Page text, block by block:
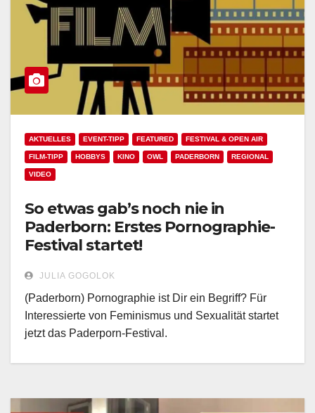
AKTUELLES EVENT-TIPP FEATURED FESTIVAL & OPEN AIR
FILM-TIPP HOBBYS KINO OWL PADERBORN REGIONAL
VIDEO
So etwas gab’s noch nie in
Paderborn: Erstes Pornographie-
Festival startet!
JULIA GOGOLOK
(Paderborn) Pornographie ist Dir ein Begriff? Für
Interessierte von Feminismus und Sexualität startet
jetzt das Paderporn-Festival.